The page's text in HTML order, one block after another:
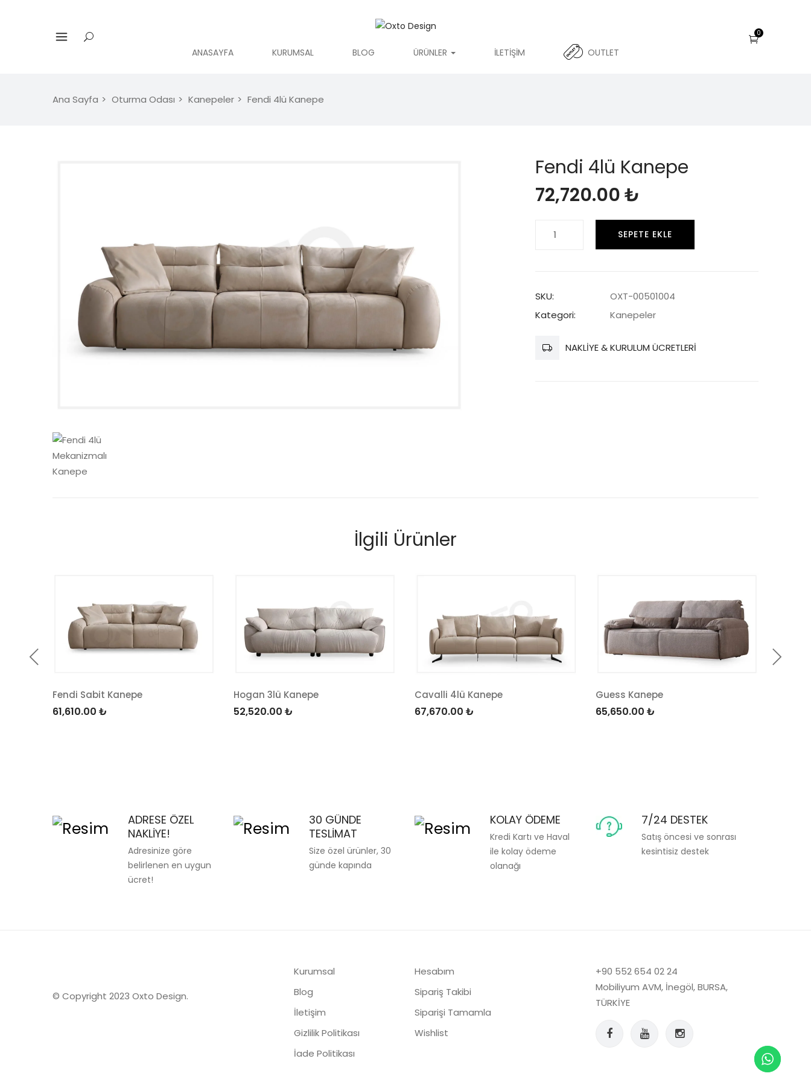
ANASAYFA KURUMSAL BLOG ÜRÜNLER İLETIŞIM OUTLET
0
Ana Sayfa Oturma Odası Kanepeler Fendi 4lü Kanepe
Fendi 4lü Kanepe
72,720.00₺
SEPETE EKLE
SKU:
OXT-00501004
Kategori:
Kanepeler
NAKLİYE & KURULUM ÜCRETLERİ
İlgili Ürünler
Fendi Sabit Kanepe
61,610.00 ₺
Hogan 3lü Kanepe
52,520.00 ₺
Cavalli 4lü Kanepe
67,670.00 ₺
Guess Kanepe
65,650.00 ₺
ADRESE ÖZEL
NAKLIYE!
Adresinize göre
belirlenen en uygun
ücret!
30 GÜNDE
TESLIMAT
Size özel ürünler, 30
günde kapında
KOLAY ÖDEME
Kredi Kartı ve Haval
ile kolay ödeme
olanağı
7/24 DESTEK
Satış öncesi ve sonrası
kesintisiz destek
© Copyright 2023 Oxto Design.
Kurumsal
Blog
İletişim
Gizlilik Politikası
İade Politikası
Hesabım
Sipariş Takibi
Siparişi Tamamla
Wishlist
+90 552 654 02 24
Mobiliyum AVM, İnegöl, BURSA,
TÜRKİYE